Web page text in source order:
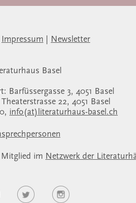
Impressum Newsletter
Basel
Barfüssergasse 3, 4051 Basel
22, 4051 Basel
info(at)literaturhaus-basel.ch
im Netzwerk der